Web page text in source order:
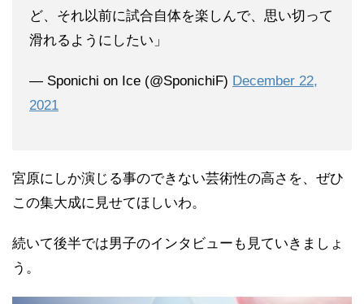
ど、それ以前に試合自体を楽しんで、思い切って
滑れるようにしたい」
— Sponichi on Ice (@SponichiF) December 22,
2021
宮原にしか演じる事のできない芸術性の高さを、ぜひ
この集大成に見せてほしいわ。
続いて後半では男子のインタビューも見ていきましょ
う。